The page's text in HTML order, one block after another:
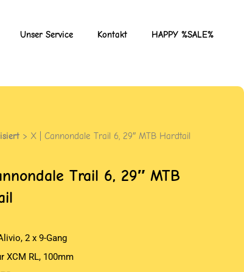
Unser Service Kontakt HAPPY %SALE%
> X | Cannondale Trail 6, 29″ MTB Hardtail
Trail 6, 29″ MTB
2 x 9-Gang
XCM RL, 100mm